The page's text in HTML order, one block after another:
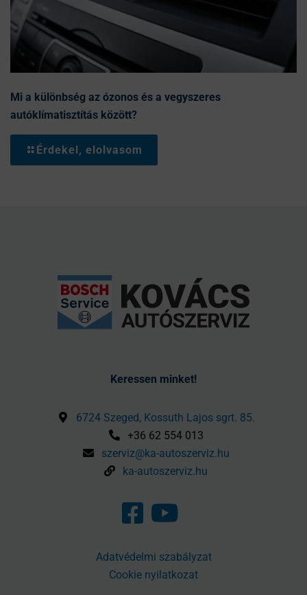
Mi a különbség az ózonos és a vegyszeres
autóklímatisztítás között?
Érdekel, elolvasom
Keressen minket!
6724 Szeged, Kossuth Lajos sgrt. 85.
+36 62 554 013
szerviz@ka-autoszerviz.hu
ka-autoszerviz.hu
Adatvédelmi szabályzat
Cookie nyilatkozat